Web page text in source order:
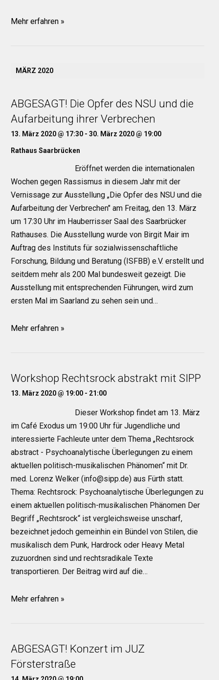
Mehr erfahren »
MÄRZ 2020
ABGESAGT! Die Opfer des NSU und die
Aufarbeitung ihrer Verbrechen
13. März 2020 @ 17:30 -30. März 2020 @ 19:00
Rathaus Saarbrücken
Eröffnet werden die internationalen
Wochen gegen Rassismus in diesem Jahr mit der
Vernissage zur Ausstellung „Die Opfer des NSU und die
Aufarbeitung der Verbrechen" am Freitag, den 13. März
um 17:30 Uhr im Hauberrisser Saal des Saarbrücker
Rathauses. Die Ausstellung wurde von Birgit Mair im
Auftrag des Instituts für sozialwissenschaftliche
Forschung, Bildung und Beratung (ISFBB) e.V. erstellt und
seitdem mehr als 200 Mal bundesweit gezeigt. Die
Ausstellung mit entsprechenden Führungen, wird zum
ersten Mal im Saarland zu sehen sein und…
Mehr erfahren »
Workshop Rechtsrock abstrakt mit SIPP
13. März 2020 @ 19:00 - 21:00
Dieser Workshop findet am 13. März
im Café Exodus um 19:00 Uhr für Jugendliche und
interessierte Fachleute unter dem Thema „Rechtsrock
abstract - Psychoanalytische Überlegungen zu einem
aktuellen politisch-musikalischen Phänomen“ mit Dr.
med. Lorenz Welker (info@sipp.de) aus Fürth statt.
Thema: Rechtsrock: Psychoanalytische Überlegungen zu
einem aktuellen politisch-musikalischen Phänomen Der
Begriff „Rechtsrock“ ist vergleichsweise unscharf,
bezeichnet jedoch gemeinhin ein Bündel von Stilen, die
musikalisch dem Punk, Hardrock oder Heavy Metal
zuzuordnen sind und rechtsradikale Texte
transportieren. Der Beitrag wird auf die…
Mehr erfahren »
ABGESAGT! Konzert im JUZ
Försterstraße